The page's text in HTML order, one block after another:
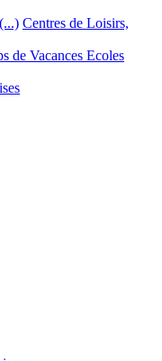
Centres de Loisirs,
de Vacances Ecoles